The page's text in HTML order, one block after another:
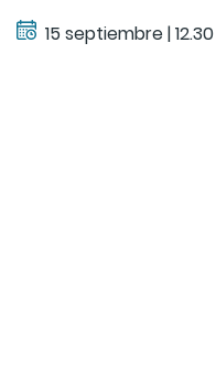
15 septiembre | 12.30